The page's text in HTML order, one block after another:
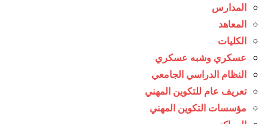
المدارس
المعاهد
الكليات
عسكري وشبه عسكري
النظام الدراسي الجامعي
تعريف عام للتكوين المهني
مؤسسات التكوين المهني